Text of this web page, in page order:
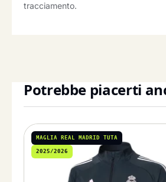
tracciamento.
Potrebbe piacerti
MAGLIA REAL MADRID TUTA
2025/2026